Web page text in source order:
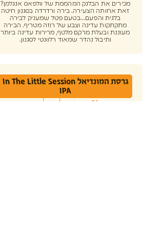
מכירים את הבלנק המהממת של וולפאס אנגלמן?
זאת אחותה הצעירה. בירה ורדרדה בסגנון חיטה
בלגית והפעם...בטעם פטל שמעניק לבירה
מתקתקות עדינה וצבע של רוזה מטריף. הבירה
מעוננת ובעלת מרקם מלטף, מרירות עדינה ביותר
ותיבול נהדר שמאוד רלוונטי לסגנון.
גרסת המונדיאל In The Little Session
IPA
330ML פחית